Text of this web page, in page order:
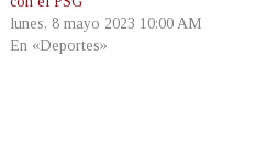
lunes, 8 mayo 2023 10:00 AM
En «Deportes»